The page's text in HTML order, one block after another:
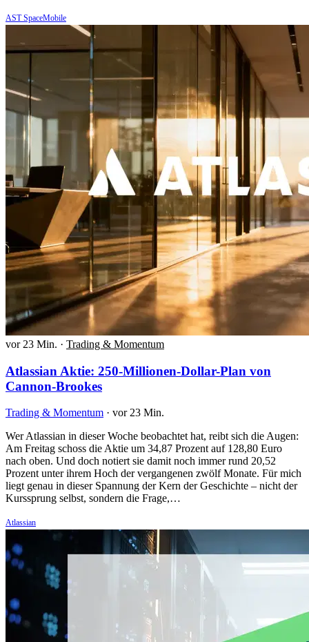
AST SpaceMobile
vor 23 Min. · Trading & Momentum
Atlassian Aktie: 250-Millionen-Dollar-Plan von
Cannon-Brookes
Trading & Momentum · vor 23 Min.
Wer Atlassian in dieser Woche beobachtet hat, reibt sich die Augen:
Am Freitag schoss die Aktie um 34,87 Prozent auf 128,80 Euro
nach oben. Und doch notiert sie damit noch immer rund 20,52
Prozent unter ihrem Hoch der vergangenen zwölf Monate. Für mich
liegt genau in dieser Spannung der Kern der Geschichte – nicht der
Kurssprung selbst, sondern die Frage,…
Atlassian